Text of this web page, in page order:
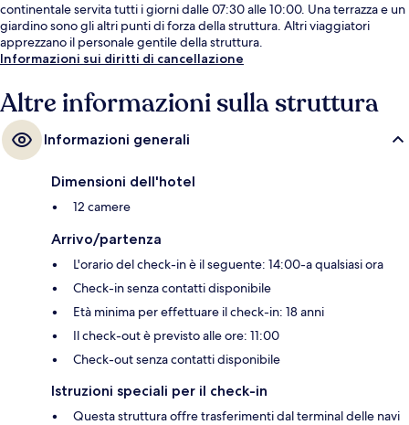
continentale servita tutti i giorni dalle 07:30 alle 10:00. Una terrazza e un
giardino sono gli altri punti di forza della struttura. Altri viaggiatori
apprezzano il personale gentile della struttura.
Informazioni sui diritti di cancellazione
Altre informazioni sulla struttura
Informazioni generali
Dimensioni dell'hotel
12 camere
Arrivo/partenza
L'orario del check-in è il seguente: 14:00-a qualsiasi ora
Check-in senza contatti disponibile
Età minima per effettuare il check-in: 18 anni
Il check-out è previsto alle ore: 11:00
Check-out senza contatti disponibile
Istruzioni speciali per il check-in
Questa struttura offre trasferimenti dal terminal delle navi